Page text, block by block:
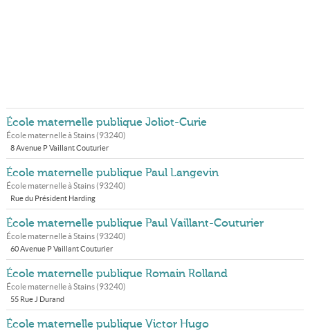
École maternelle publique Joliot-Curie
École maternelle àStains(93240)
8 Avenue P Vaillant Couturier
École maternelle publique Paul Langevin
École maternelle àStains(93240)
Rue du Président Harding
École maternelle publique Paul Vaillant-Couturier
École maternelle àStains(93240)
60 Avenue P Vaillant Couturier
École maternelle publique Romain Rolland
École maternelle àStains(93240)
55 Rue J Durand
École maternelle publique Victor Hugo